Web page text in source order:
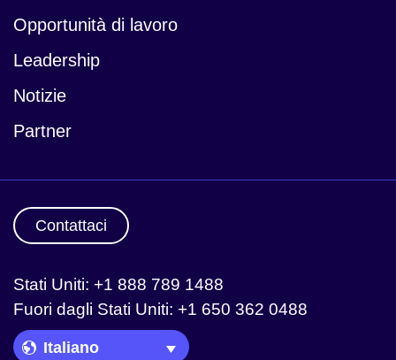
Opportunità di lavoro
Leadership
Notizie
Partner
Contattaci
Stati Uniti: +1 888 789 1488
Fuori dagli Stati Uniti: +1 650 362 0488
Language Picker